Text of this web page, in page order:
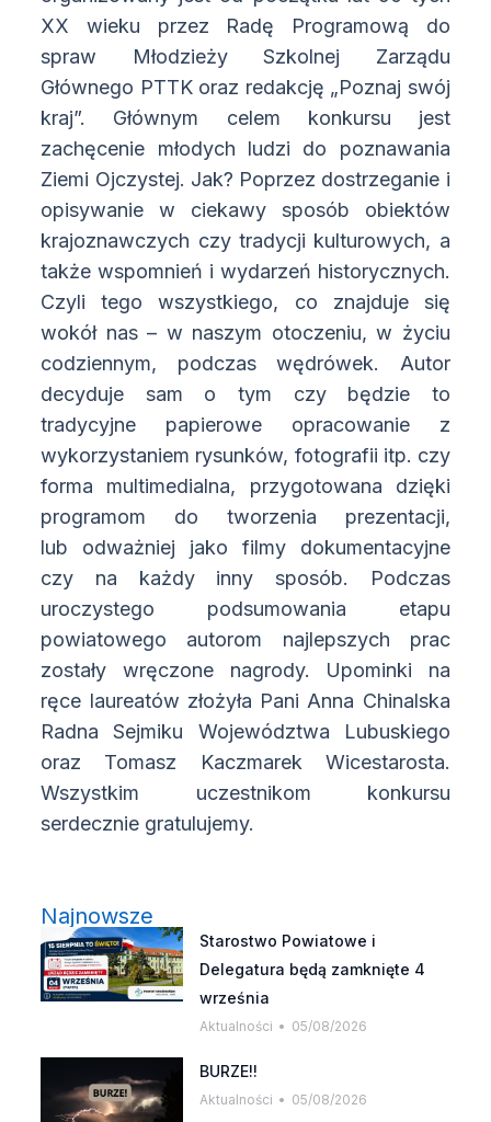
XX wieku przez Radę Programową do
spraw Młodzieży Szkolnej Zarządu
Głównego PTTK oraz redakcję „Poznaj swój
kraj”. Głównym celem konkursu jest
zachęcenie młodych ludzi do poznawania
Ziemi Ojczystej. Jak? Poprzez dostrzeganie i
opisywanie w ciekawy sposób obiektów
krajoznawczych czy tradycji kulturowych, a
także wspomnień i wydarzeń historycznych.
Czyli tego wszystkiego, co znajduje się
wokół nas – w naszym otoczeniu, w życiu
codziennym, podczas wędrówek. Autor
decyduje sam o tym czy będzie to
tradycyjne papierowe opracowanie z
wykorzystaniem rysunków, fotografii itp. czy
forma multimedialna, przygotowana dzięki
programom do tworzenia prezentacji,
lub odważniej jako filmy dokumentacyjne
czy na każdy inny sposób. Podczas
uroczystego podsumowania etapu
powiatowego autorom najlepszych prac
zostały wręczone nagrody. Upominki na
ręce laureatów złożyła Pani Anna Chinalska
Radna Sejmiku Województwa Lubuskiego
oraz Tomasz Kaczmarek Wicestarosta.
Wszystkim uczestnikom konkursu
serdecznie gratulujemy.
Najnowsze
Starostwo Powiatowe i
Delegatura będą zamknięte 4
września
Aktualności 05/08/2026
BURZE!!
Aktualności 05/08/2026